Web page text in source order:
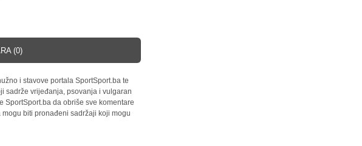
(0)
i stavove portala SportSport.ba te
sadrže vrijeđanja, psovanja i vulgaran
da obriše sve komentare
biti pronađeni sadržaji koji mogu